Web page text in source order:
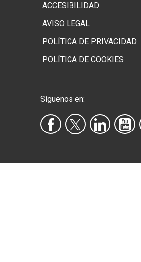
ACCESIBILIDAD
AVISO LEGAL
POLÍTICA DE PRIVACIDAD
POLÍTICA DE COOKIES
Síguenos en: